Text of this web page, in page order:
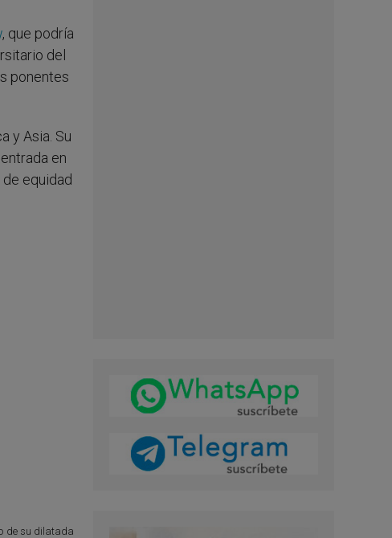
, que podría
del
ponentes
y Asia. Su
en
equidad
de su dilatada